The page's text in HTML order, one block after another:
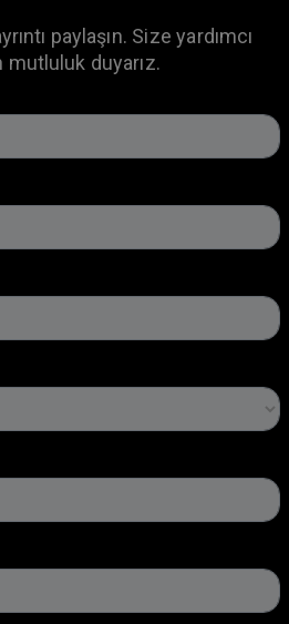
paylaşın. Size yardımcı
mutluluk duyarız.